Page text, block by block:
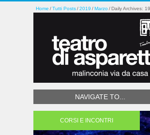
Home Tutti Posts 2019 Marzo Daily Archives:
NAVIGATE TO...
CORSI E INCONTRI